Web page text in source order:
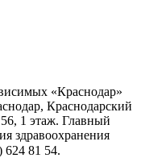
«Краснодар»
Краснодарский
1 этаж. Главный
здравоохранения
81 54.